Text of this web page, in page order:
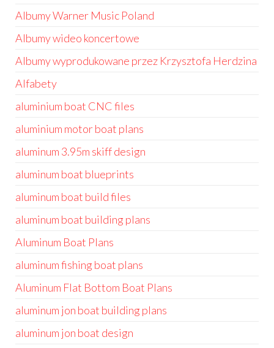
Albumy Warner Music Poland
Albumy wideo koncertowe
Albumy wyprodukowane przez Krzysztofa Herdzina
Alfabety
aluminium boat CNC files
aluminium motor boat plans
aluminum 3.95m skiff design
aluminum boat blueprints
aluminum boat build files
aluminum boat building plans
Aluminum Boat Plans
aluminum fishing boat plans
Aluminum Flat Bottom Boat Plans
aluminum jon boat building plans
aluminum jon boat design